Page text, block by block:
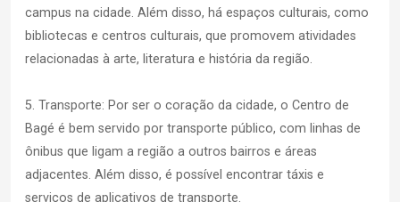
campus na cidade. Além disso, há espaços culturais, como
bibliotecas e centros culturais, que promovem atividades
relacionadas à arte, literatura e história da região.
5. Transporte: Por ser o coração da cidade, o Centro de
Bagé é bem servido por transporte público, com linhas de
ônibus que ligam a região a outros bairros e áreas
adjacentes. Além disso, é possível encontrar táxis e
serviços de aplicativos de transporte.